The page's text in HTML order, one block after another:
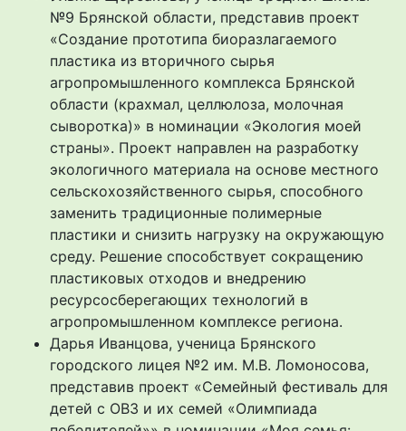
№9 Брянской области, представив проект
«Создание прототипа биоразлагаемого
пластика из вторичного сырья
агропромышленного комплекса Брянской
области (крахмал, целлюлоза, молочная
сыворотка)» в номинации «Экология моей
страны». Проект направлен на разработку
экологичного материала на основе местного
сельскохозяйственного сырья, способного
заменить традиционные полимерные
пластики и снизить нагрузку на окружающую
среду. Решение способствует сокращению
пластиковых отходов и внедрению
ресурсосберегающих технологий в
агропромышленном комплексе региона.
Дарья Иванцова, ученица Брянского
городского лицея №2 им. М.В. Ломоносова,
представив проект «Семейный фестиваль для
детей с ОВЗ и их семей «Олимпиада